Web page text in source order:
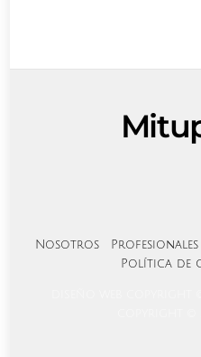
Nosotros Profesionales
Política de